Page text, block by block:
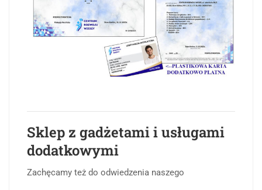
Sklep z gadżetami i usługami
dodatkowymi
Zachęcamy też do odwiedzenia naszego